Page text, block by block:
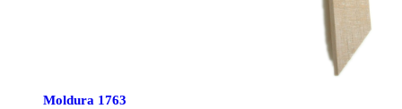
Moldura 1763